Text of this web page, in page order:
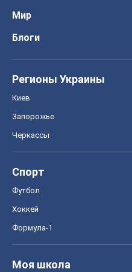
Мир
Блоги
Регионы Украины
Киев
Запорожье
Черкассы
Спорт
Футбол
Хоккей
Формула-1
Моя школа